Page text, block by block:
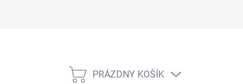
NÁKUPNÝ
PRÁZDNY KOŠÍK